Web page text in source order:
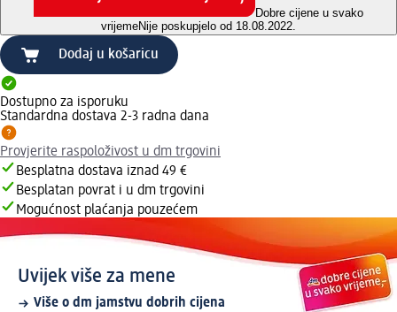
Dobre cijene u svako
vrijemeNije poskupjelo od 18.08.2022.
Dodaj u košaricu
Dostupno za isporuku
Standardna dostava 2-3 radna dana
Provjerite raspoloživost u dm trgovini
Besplatna dostava iznad 49 €
Besplatan povrat i u dm trgovini
Mogućnost plaćanja pouzećem
Uvijek više za mene
Više o dm jamstvu dobrih cijena